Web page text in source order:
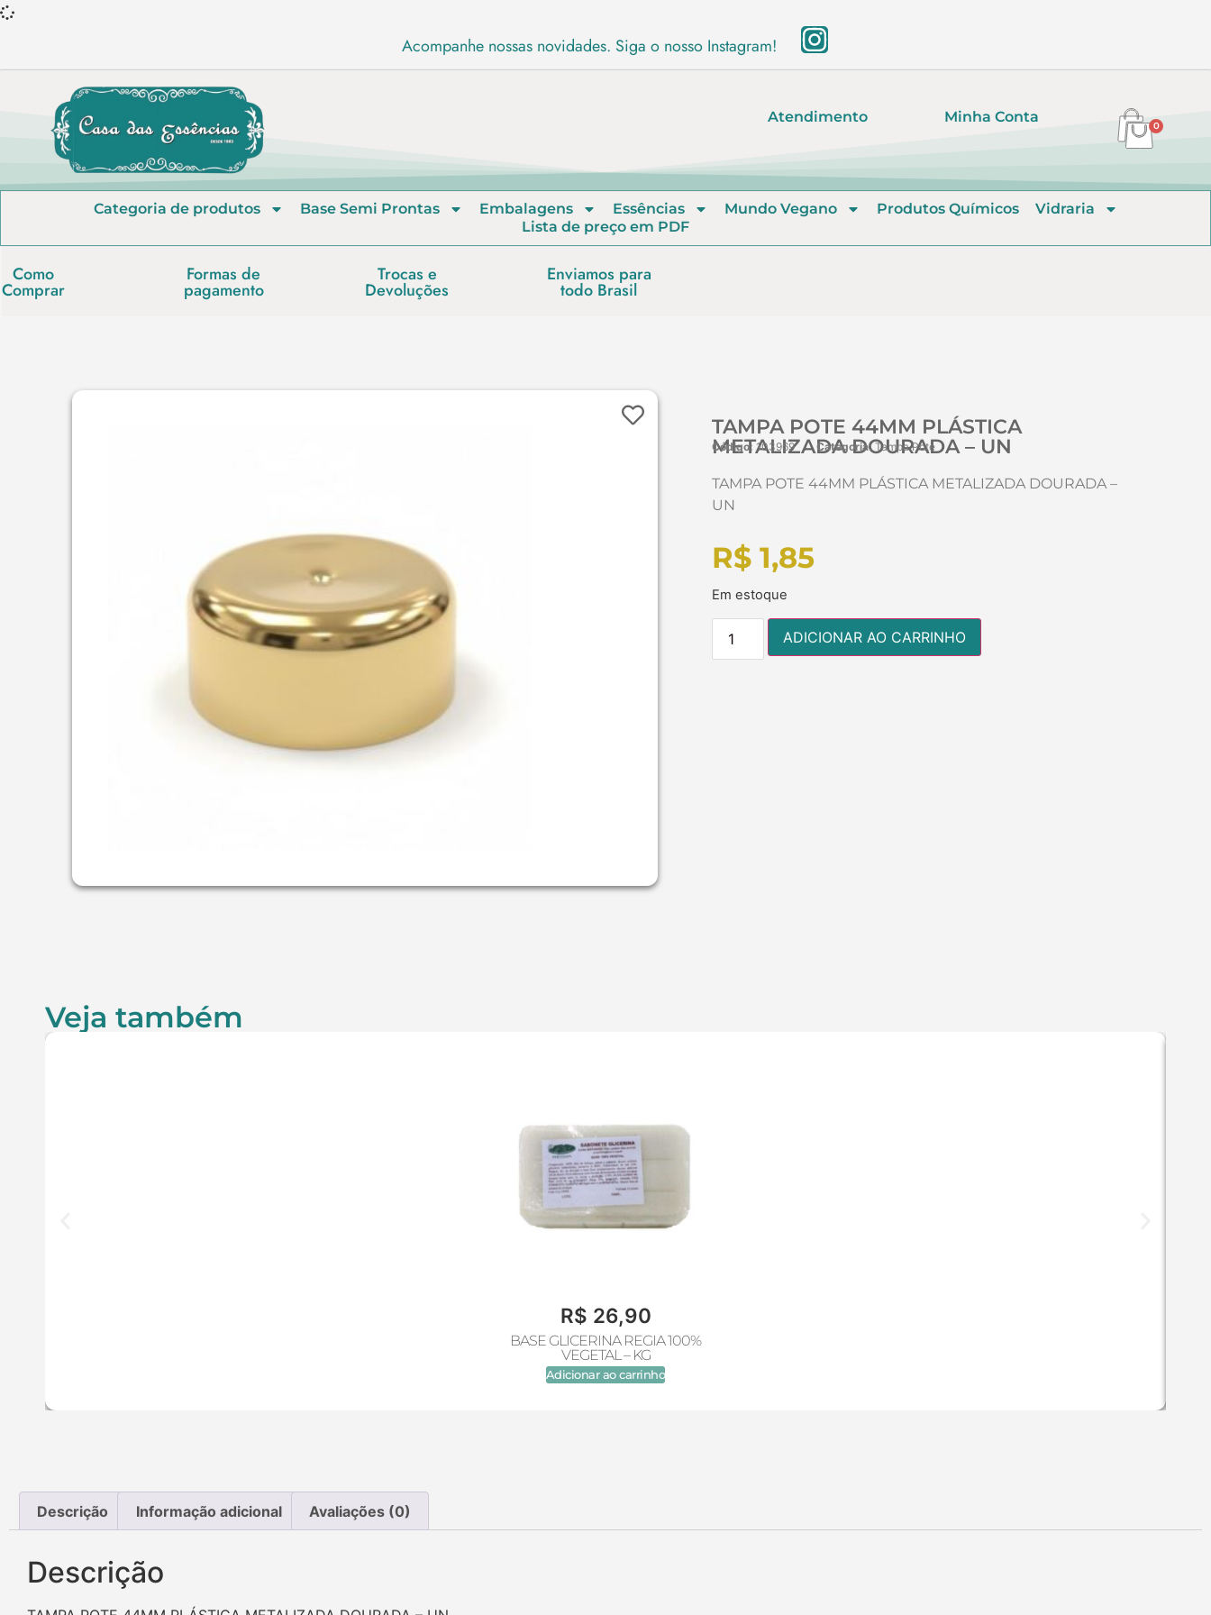
Acompanhe nossas novidades. Siga o nosso Instagram!
Atendimento Minha Conta
0
Categoria de produtos Base Semi Prontas Embalagens Essências Mundo Vegano Produtos Químicos
Vidraria
Lista de preço em PDF
Como
Comprar
Formas de
pagamento
Trocas e
Devoluções
Enviamos para
todo Brasil
TAMPA POTE 44MM PLÁSTICA
METALIZADA DOURADA – UN
Código: 103969 Categoria: Tampa Pote
TAMPA POTE 44MM PLÁSTICA METALIZADA DOURADA –
UN
R$ 1,85
Em estoque
ADICIONAR AO CARRINHO
Veja também
R$ 26,90
BASE GLICERINA REGIA 100%
VEGETAL – KG
Adicionar ao carrinho
Descrição Informação adicional Avaliações (0)
Descrição